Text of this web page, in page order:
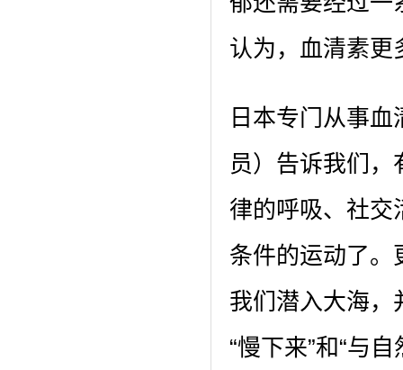
认为，血清素更
日本专门从事
员）告诉我们
律的呼吸、社交
条件的运动了。
我们潜入大海，
“慢下来”和“与